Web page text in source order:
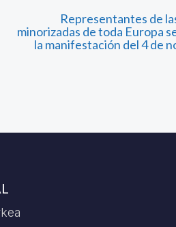
Representantes de
minorizadas de toda Europa
la manifestación del 4 de